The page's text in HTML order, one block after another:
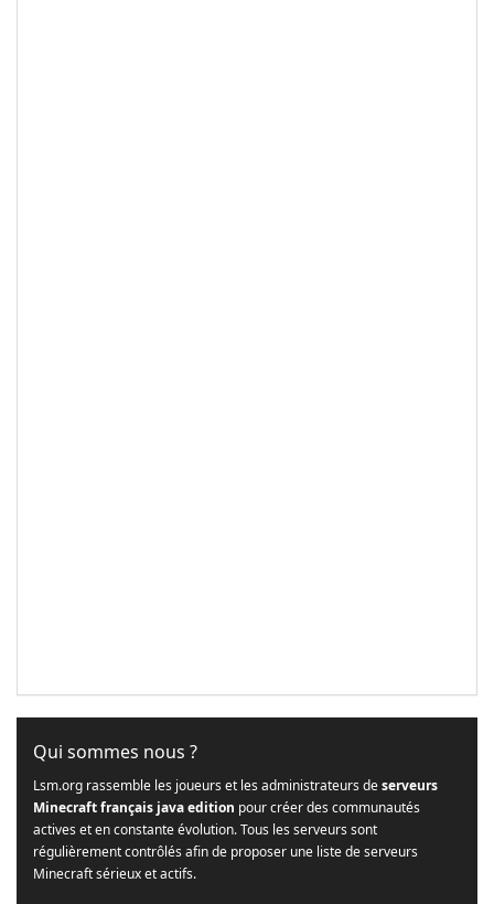
Qui sommes nous ?
Lsm.org rassemble les joueurs et les administrateurs deserveurs
Minecraft français java edition pour créer des communautés
actives et en constante évolution. Tous les serveurs sont
régulièrement contrôlés afin de proposer une liste de serveurs
Minecraft sérieux et actifs.